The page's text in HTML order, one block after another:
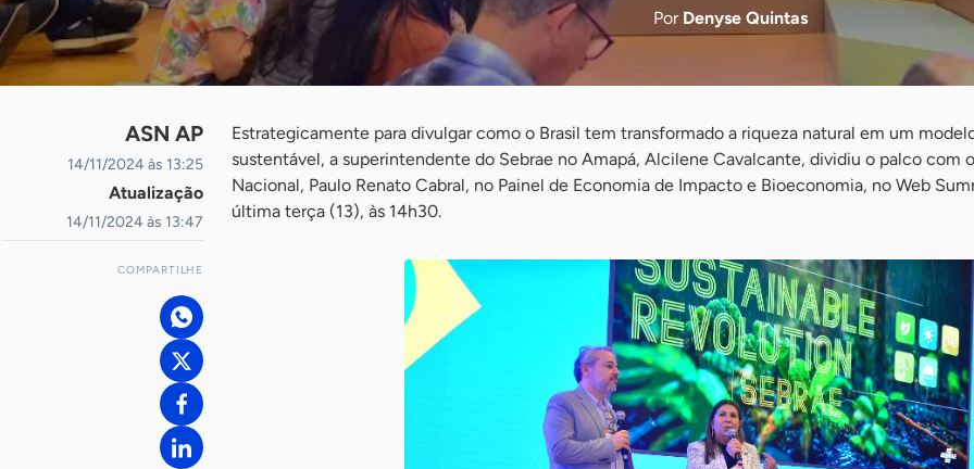
Por Denyse Quintas
ASN AP
14/11/2024 às 13:25
Atualização
14/11/2024 às 13:47
COMPARTILHE
Estrategicamente para divulgar como o Brasil tem transformado a riqueza natural em um
sustentável, a superintendente do Sebrae no Amapá, Alcilene Cavalcante, dividiu o palco com
Nacional, Paulo Renato Cabral, no Painel de Economia de Impacto e Bioeconomia, no Web
última terça (13), às 14h30.